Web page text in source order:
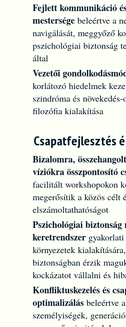
Fejlett kommunikáció
mesterségebeleértve a
navigálását, meggyőző
pszichológiai biztonság
által
Vezetői
korlátozó hiedelmek
szindróma és
filozófia kialakítása
Csapatfejlesztés
Bizalomra,
víziókra összpontosító
facilitált workshopokon
megerősítik a közös célt
elszámoltathatóságot
Pszichológiai biztonság
keretrendszergyakorlati
környezetek
biztonságban érzik
kockázatot vállalni és
Konfliktuskezelés és
optimalizálásbeleértve
személyiségek,